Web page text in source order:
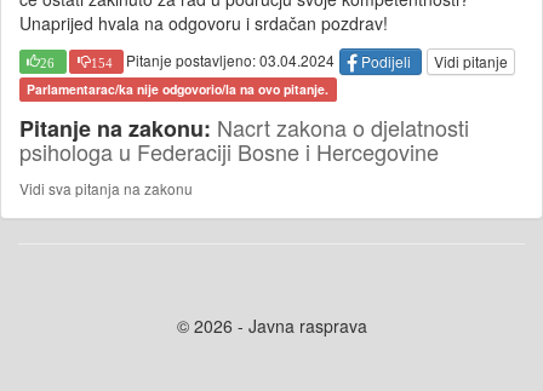
Unaprijed hvala na odgovoru i srdačan pozdrav!
26 154 Pitanje postavljeno: 03.04.2024 Podijeli Vidi pitanje
Parlamentarac/ka nije odgovorio/la na ovo pitanje.
Pitanje na zakonu: Nacrt zakona o djelatnosti
psihologa u Federaciji Bosne i Hercegovine
Vidi sva pitanja na zakonu
© 2026 - Javna rasprava